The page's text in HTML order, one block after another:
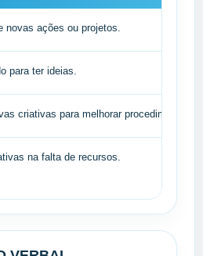
novas ações ou projetos.
para ter ideias.
criativas para melhorar procedimentos.
na falta de recursos.